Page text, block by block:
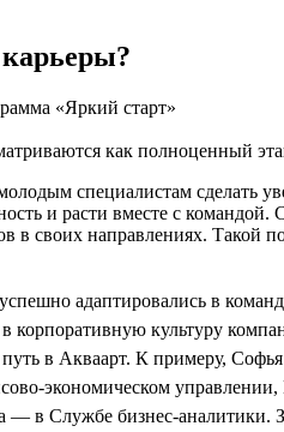
«Яркий старт»
как полноценный
специалистам
и расти вместе с
своих направлениях. Такой
адаптировались в
корпоративную культуру
в Акваарт. К примеру,
экономическом
— в Службе бизнес-аналитики.